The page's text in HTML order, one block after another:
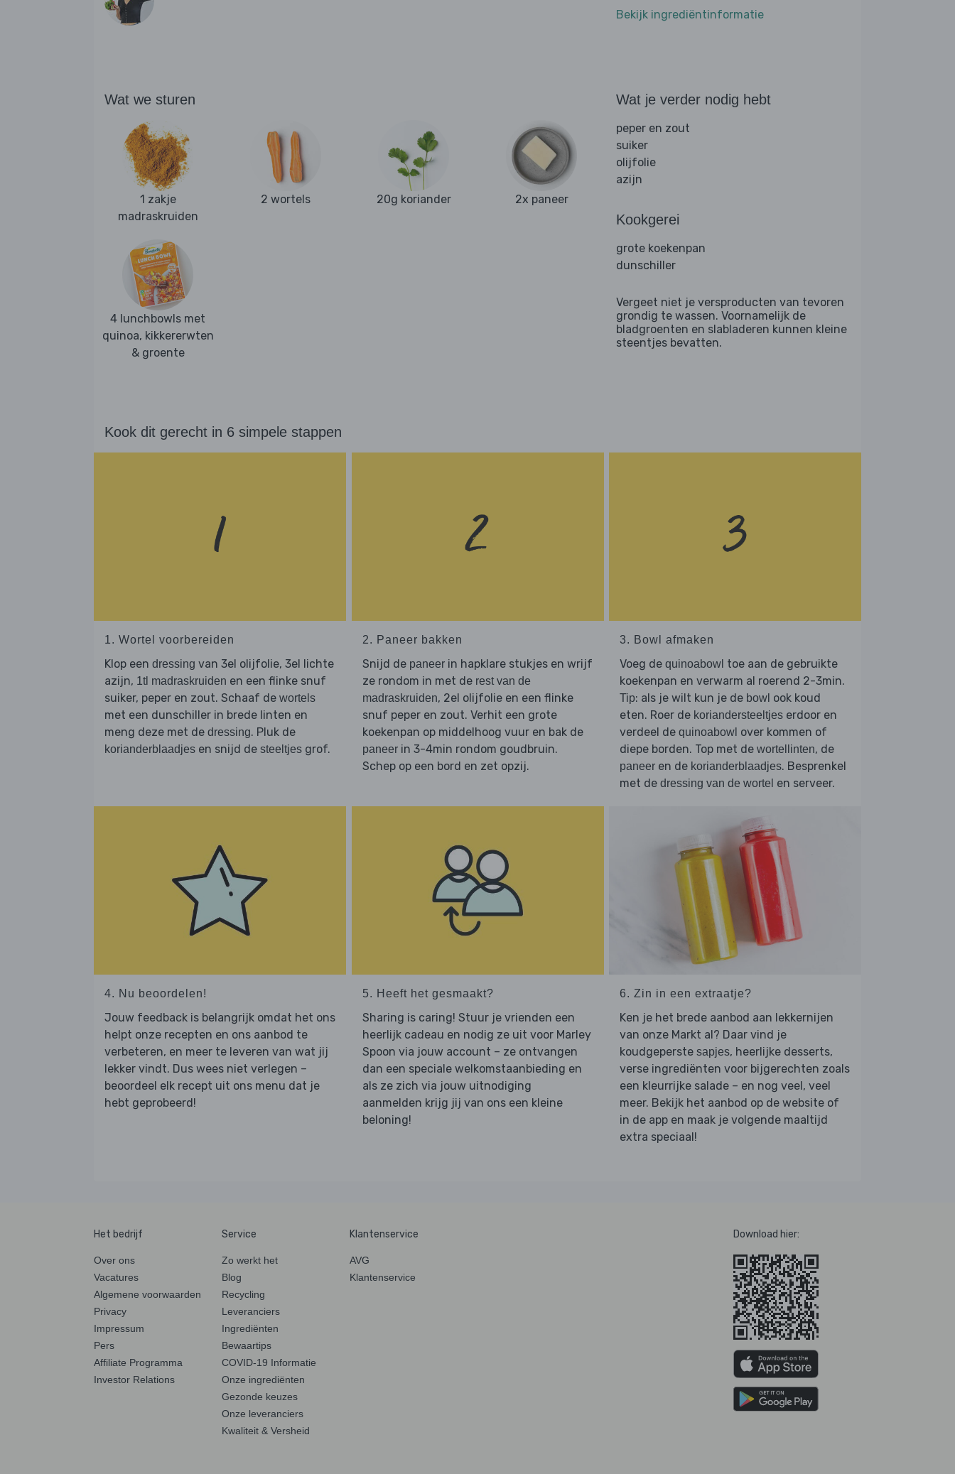
Bekijk ingrediëntinformatie
Wat we sturen
1 zakje
madraskruiden
2 wortels 20g koriander 2x paneer
4 lunchbowls met
quinoa, kikkererwten
& groente
Wat je verder nodig hebt
peper en zout
suiker
olijfolie
azijn
Kookgerei
grote koekenpan
dunschiller
Vergeet niet je versproducten van tevoren
grondig te wassen. Voornamelijk de
bladgroenten en slabladeren kunnen kleine
steentjes bevatten.
Kook dit gerecht in 6 simpele stappen
1. Wortel voorbereiden
Klop een dressing van 3el olijfolie, 3el lichte
azijn, 1tl madraskruiden en een flinke snuf
suiker, peper en zout. Schaaf de wortels
met een dunschiller in brede linten en
meng deze met de dressing. Pluk de
korianderblaadjes en snijd de steeltjes grof.
2. Paneer bakken
Snijd de paneerin hapklare stukjes en wrijf
ze rondom in met de rest van de
madraskruiden, 2el olijfolie en een flinke
snuf peper en zout. Verhit een grote
koekenpan op middelhoog vuur en bak de
paneerin 3-4min rondom goudbruin.
Schep op een bord en zet opzij.
3. Bowl afmaken
Voeg de quinoabowl toe aan de gebruikte
koekenpan en verwarm al roerend 2-3min.
Tip: als je wilt kun je de bowl ook koud
eten. Roer de koriandersteeltjes erdoor en
verdeel de quinoabowl over kommen of
diepe borden. Top met de wortellinten, de
paneer en de korianderblaadjes. Besprenkel
met de dressing van de wortel en serveer.
4. Nu beoordelen!
Jouw feedback is belangrijk omdat het ons
helpt onze recepten en ons aanbod te
verbeteren, en meer te leveren van wat jij
lekker vindt. Dus wees niet verlegen –
beoordeel elk recept uit ons menu dat je
hebt geprobeerd!
5. Heeft het gesmaakt?
Sharing is caring! Stuur je vrienden een
heerlijk cadeau en nodig ze uit voor Marley
Spoon via jouw account – ze ontvangen
dan een speciale welkomstaanbieding en
als ze zich via jouw uitnodiging
aanmelden krijg jij van ons een kleine
beloning!
6. Zin in een extraatje?
Ken je het brede aanbod aan lekkernijen
van onze Markt al? Daar vind je
koudgeperste sapjes, heerlijke desserts,
verse ingrediënten voor bijgerechten zoals
een kleurrijke salade – en nog veel, veel
meer. Bekijk het aanbod op de website of
in de app en maak je volgende maaltijd
extra speciaal!
Het bedrijf
Over ons
Vacatures
Algemene voorwaarden
Privacy
Impressum
Pers
Affiliate Programma
Investor Relations
Service
Zo werkt het
Blog
Recycling
Leveranciers
Ingrediënten
Bewaartips
COVID-19 Informatie
Onze ingrediënten
Gezonde keuzes
Onze leveranciers
Kwaliteit & Versheid
Klantenservice
AVG
Klantenservice
Download hier: